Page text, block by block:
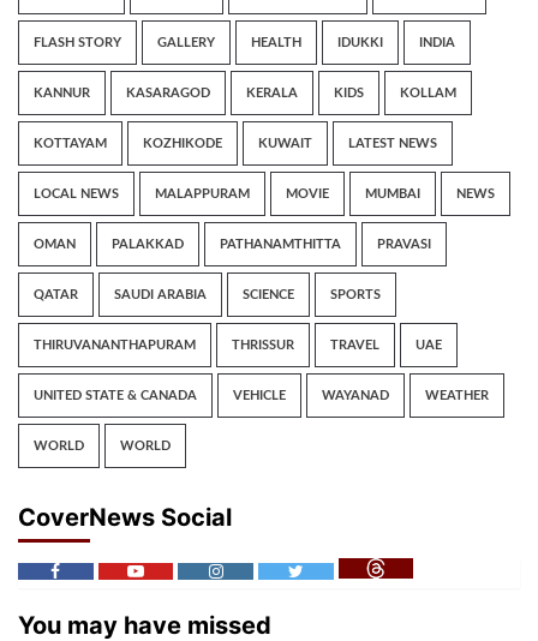
FLASH STORY GALLERY HEALTH IDUKKI INDIA
KANNUR KASARAGOD KERALA KIDS KOLLAM
KOTTAYAM KOZHIKODE KUWAIT LATEST NEWS
LOCAL NEWS MALAPPURAM MOVIE MUMBAI NEWS
OMAN PALAKKAD PATHANAMTHITTA PRAVASI
QATAR SAUDI ARABIA SCIENCE SPORTS
THIRUVANANTHAPURAM THRISSUR TRAVEL UAE
UNITED STATE & CANADA VEHICLE WAYANAD WEATHER
WORLD WORLD
CoverNews Social
You may have missed